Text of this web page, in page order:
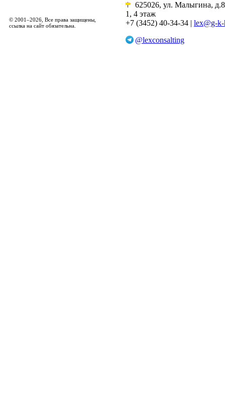
© 2001–2026, Все права защищены,
ссылка на сайт обязательна.
625026, ул. Малыгина,
1, 4 этаж
+7 (3452) 40-34-34 | lex@g-
@lexconsalting